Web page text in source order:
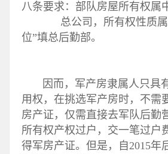
八条要求：部队房屋所有权属
总公司，所有权性质属
位”填总后勤部。
因而，军产房隶属人只具
用权，在挑选军产房时，不需
房产证，仅需直接去军队后勤
所有权产权过户，交一笔过户
得军房产证。但是，自2015年